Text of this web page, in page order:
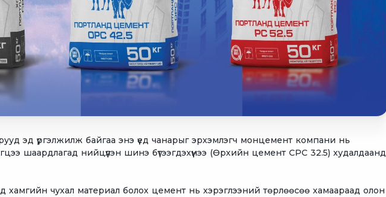
эд үргэлжилж байгаа энэ үед чанарыг эрхэмлэгч монцемент компани нь
шаардлагад нийцүүлэн шинэ бүтээгдэхүүнээ (Өрхийн цемент CPC 32.5) худалдаанд
хамгийн чухал материал болох цемент нь хэрэглээний төрлөөсөө хамаараад олон